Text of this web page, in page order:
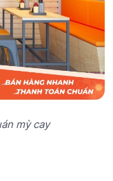
mỳ cay